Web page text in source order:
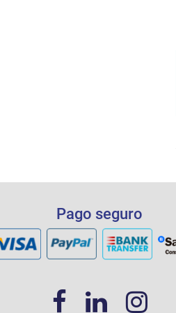
Pago seguro